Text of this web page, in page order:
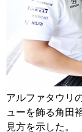
アルファタウリ
ューを飾る角田
見方を示した。